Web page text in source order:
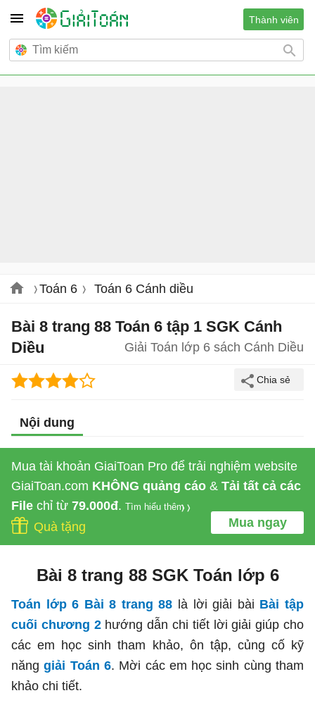
Thành viên
Toán 6 Toán 6 Cánh diều
Bài 8 trang 88 Toán 6 tập 1 SGK Cánh
Diều
Giải Toán lớp 6 sách Cánh Diều
Nội dung
Mua tài khoản GiaiToan Pro để trải nghiệm website
GiaiToan.com KHÔNG quảng cáo & Tải tất cả các
File chỉ từ 79.000đ. Tìm hiểu thêm
Mua ngay
Quà tặng
Bài 8 trang 88 SGK Toán lớp 6
Toán lớp 6 Bài 8 trang 88 là lời giải bài Bài tập
cuối chương 2hướng dẫn chi tiết lời giải giúp cho
các em học sinh tham khảo, ôn tập, củng cố kỹ
nănggiải Toán 6. Mời các em học sinh cùng tham
khảo chi tiết.